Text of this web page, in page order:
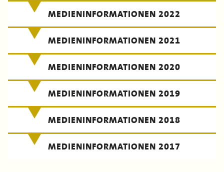
MEDIENINFORMATIONEN 2022
MEDIENINFORMATIONEN 2021
MEDIENINFORMATIONEN 2020
MEDIENINFORMATIONEN 2019
MEDIENINFORMATIONEN 2018
MEDIENINFORMATIONEN 2017